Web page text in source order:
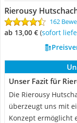
Rierousy
162
ab 13,00 € ( Sofort
Unser Fazit für
Die Rierousy
überzeugt uns mit
Konzept ermöglicht